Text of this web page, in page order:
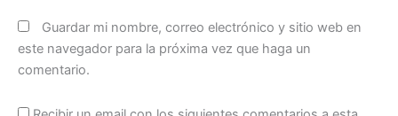
Guardar mi nombre, correo electrónico y sitio web en
este navegador para la próxima vez que haga un
comentario.